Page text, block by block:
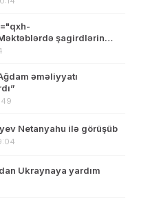
şagirdlərin
başlanıldı</span>
əməliyyatı
Netanyahu ilə görüşüb
Ukraynaya yardım